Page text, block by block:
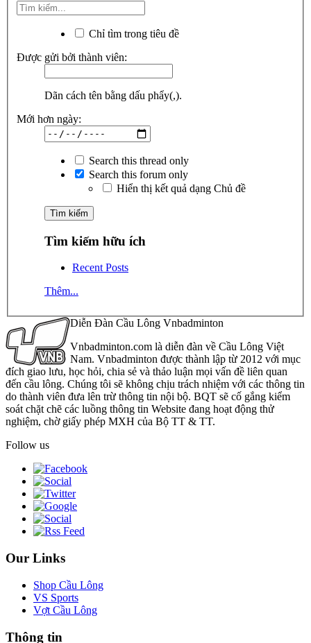
Chỉ tìm trong tiêu đề
Được gửi bởi thành viên:
Dãn cách tên bằng dấu phẩy(,).
Mới hơn ngày:
Search this thread only
Search this forum only
Hiển thị kết quả dạng Chủ đề
Tìm kiếm hữu ích
Recent Posts
Thêm...
Diễn Đàn Cầu Lông Vnbadminton
Vnbadminton.com là diễn đàn về Cầu Lông Việt
Nam. Vnbadminton được thành lập từ 2012 với mục
đích giao lưu, học hỏi, chia sẻ và thảo luận mọi vấn đề liên quan
đến cầu lông. Chúng tôi sẽ không chịu trách nhiệm với các thông tin
do thành viên đưa lên trừ thông tin nội bộ. BQT sẽ cố gắng kiểm
soát chặt chẽ các luồng thông tin Website đang hoạt động thử
nghiệm, chờ giấy phép MXH của Bộ TT & TT.
Follow us
Our Links
Shop Cầu Lông
VS Sports
Vợt Cầu Lông
Thông tin